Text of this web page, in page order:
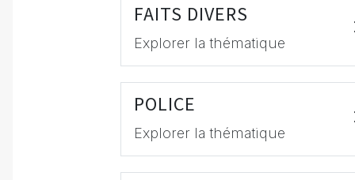
FAITS DIVERS
Explorer la thématique
POLICE
Explorer la thématique